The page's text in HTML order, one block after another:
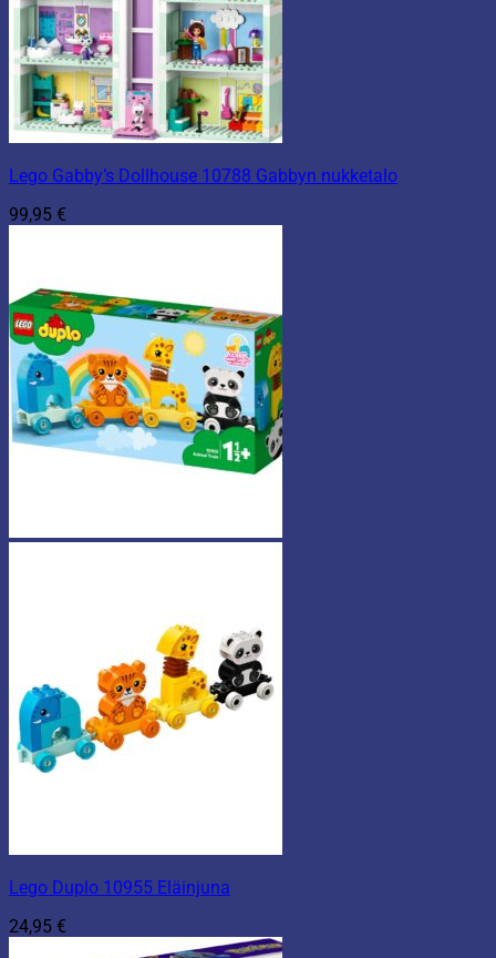
Lego Gabby’s Dollhouse 10788 Gabbyn nukketalo
99,95 €
Lego Duplo 10955 Eläinjuna
24,95 €